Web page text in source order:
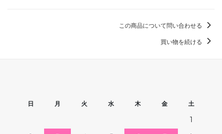
この商品について問い合わせる
買い物を続ける
日 月 火 水 木 金 土
1